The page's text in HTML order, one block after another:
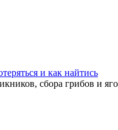
и как найтись
сбора грибов и